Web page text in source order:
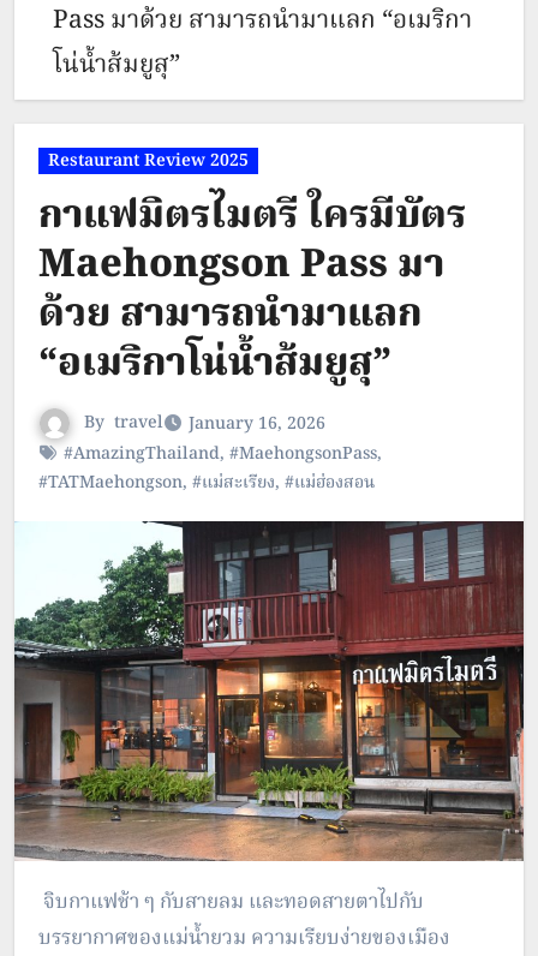
Pass มาด้วย สามารถนำมาแลก “อเมริกา
โน่น้ำส้มยูสุ”
Restaurant Review 2025
กาแฟมิตรไมตรี ใครมีบัตร
Maehongson Pass มา
ด้วย สามารถนำมาแลก
“อเมริกาโน่น้ำส้มยูสุ”
By travel
January 16, 2026
#AmazingThailand, #MaehongsonPass,
#TATMaehongson, #แม่สะเรียง, #แม่ฮ่องสอน
จิบกาแฟช้า ๆ กับสายลม และทอดสายตาไปกับ
บรรยากาศของแม่น้ำยวม ความเรียบง่ายของเมือง